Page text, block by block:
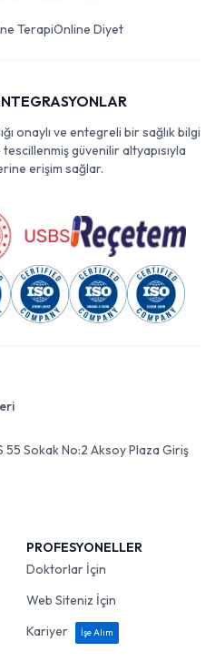
TerapiOnline Diyet
onaylı ve entegreli bir sağlık bilgi
güvenilir altyapısıyla
erişim sağlar.
55 Sokak No:2 Aksoy Plaza Giriş
PROFESYONELLER
Doktorlar İçin
Web Siteniz İçin
Kariyer
İşe Alım